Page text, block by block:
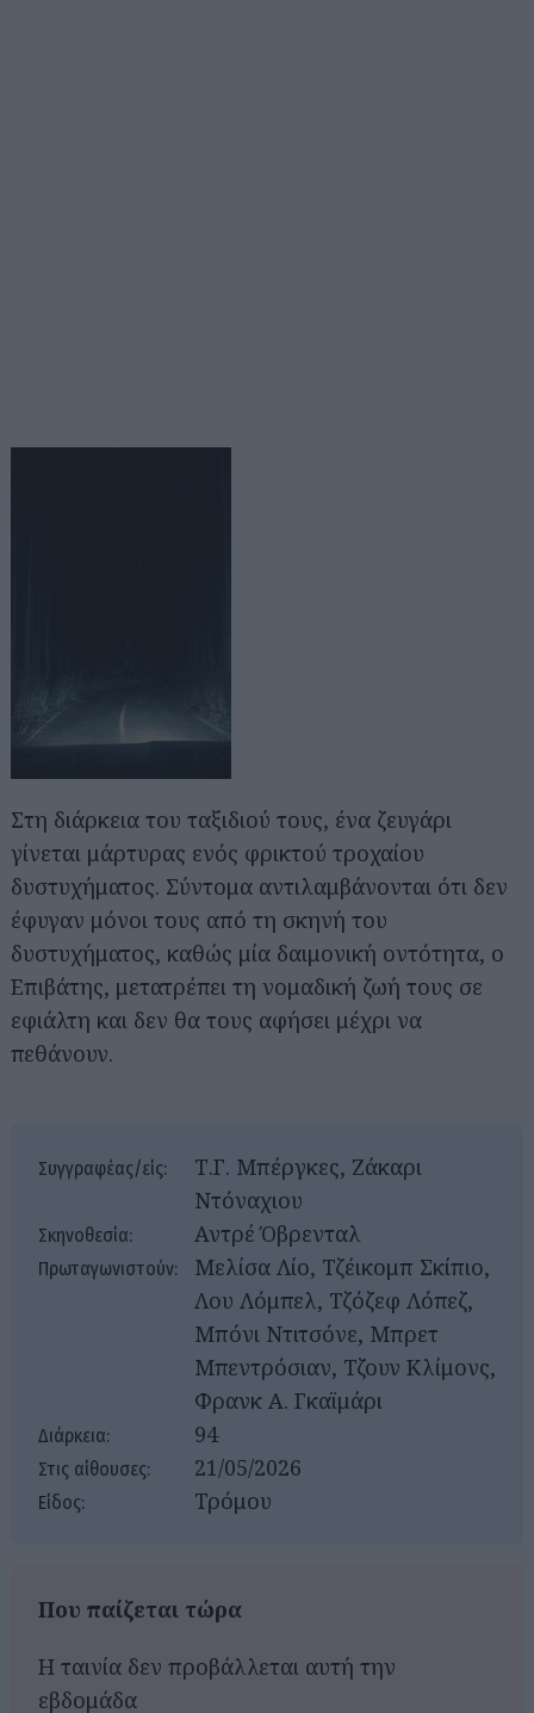
Στη διάρκεια του ταξιδιού τους, ένα ζευγάρι
γίνεται μάρτυρας ενός φρικτού τροχαίου
δυστυχήματος. Σύντομα αντιλαμβάνονται ότι δεν
έφυγαν μόνοι τους από τη σκηνή του
δυστυχήματος, καθώς μία δαιμονική οντότητα, ο
Επιβάτης, μετατρέπει τη νομαδική ζωή τους σε
εφιάλτη και δεν θα τους αφήσει μέχρι να
πεθάνουν.
Συγγραφέας/είς:
Τ.Γ. Μπέργκες, Ζάκαρι
Ντόναχιου
Σκηνοθεσία: Αντρέ Όβρενταλ
Πρωταγωνιστούν:
Μελίσα Λίο, Τζέικομπ Σκίπιο,
Λου Λόμπελ, Τζόζεφ Λόπεζ,
Μπόνι Ντιτσόνε, Μπρετ
Μπεντρόσιαν, Τζουν Κλίμονς,
Φρανκ Α. Γκαϊμάρι
Διάρκεια: 94
Στις αίθουσες: 21/05/2026
Είδος: Τρόμου
Που παίζεται τώρα
Η ταινία δεν προβάλλεται αυτή την
εβδομάδα